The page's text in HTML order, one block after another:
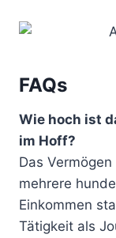
FAQs
Wie hoch ist
im Hoff?
Das
mehrere
Einkommen
Tätigkeit als